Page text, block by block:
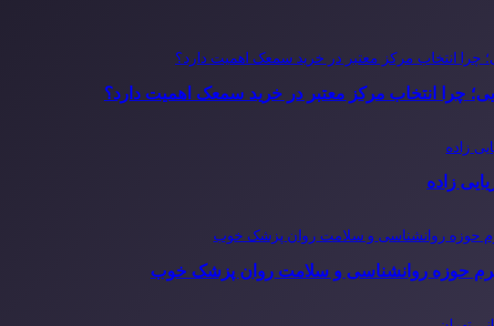
چرا انتخاب مرکز معتبر در خرید سمعک اهمیت دارد؟
زاده
حوزه روانشناسی و سلامت روان پزشک خوب